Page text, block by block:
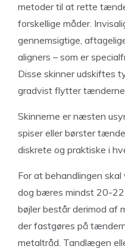
metoder til at rette
forskellige måder.
gennemsigtige,
aligners – som er
Disse skinner udskiftes
gradvist flytter tænderne
Skinnerne er næsten
spiser eller børster
diskrete og praktiske i
For at behandlingen
dog bæres mindst 20-22
bøjler består derimod af
der fastgøres på
metaltråd. Tandlægen